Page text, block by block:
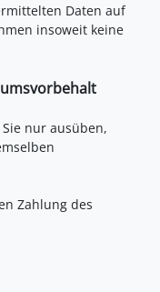
Daten auf
insoweit keine
nur ausüben,
Zahlung des